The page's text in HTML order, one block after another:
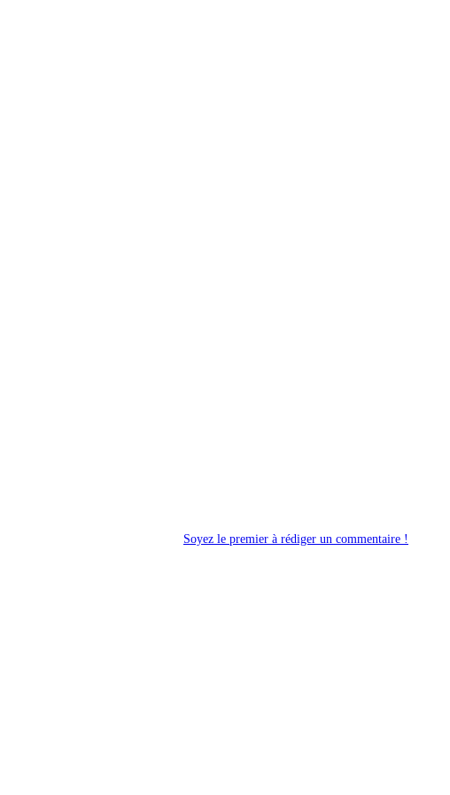
Soyez le premier à rédiger un commentaire !